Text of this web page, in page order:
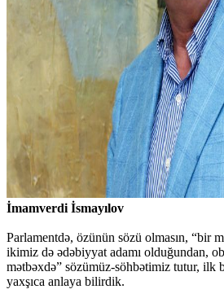
İmamverdi İsmayılov
Parlamentdə, özünün sözü olmasın, “bir
ikimiz də ədəbiyyat adamı olduğundan,
mətbəxdə” sözümüz-söhbətimiz tutur, ilk
yaxşıca anlaya bilirdik.